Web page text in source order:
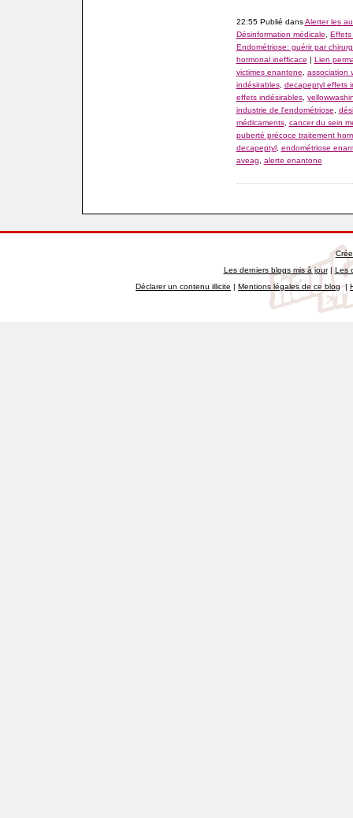
22:55 Publié dansAlerter les
Désinformation médicale
Effets
Endométriose: guérir par
hormonal inefficace | Lien
victimes enantone
association
indésirables, decapeptyl effets
effets indésirables,
industrie de l'endométriose
médicaments, cancer du sein
puberté précoce traitement
decapeptyl, endométriose
aveag
alerte enantone
Les derniers blogs mis à jour|Les
Déclarer un contenu illicite | Mentions légales de ce blog|